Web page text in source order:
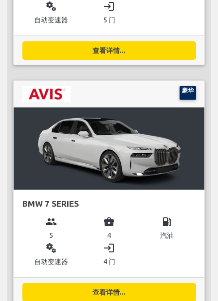
miscellaneous_services
自动变速器
login
5 门
查看详情...
豪华
BMW 7 SERIES
group
5
business_center
4
local_gas_station
汽油
miscellaneous_services
自动变速器
login
4 门
查看详情...